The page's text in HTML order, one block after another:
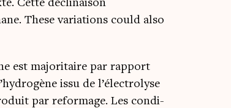
Cette décli­nai­son
These varia­tions could also
est majo­ri­taire par rap­port
issu de l’électrolyse
par refor­mage. Les condi­